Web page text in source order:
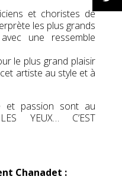
et choristes de
les plus grands
une ressemble
le plus grand plaisir
artiste au style et à
et passion sont au
YEUX… C’EST
Chanadet :